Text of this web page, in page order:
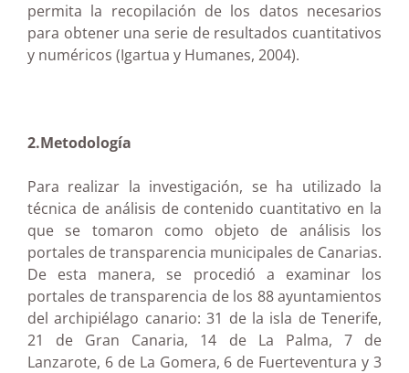
permita la recopilación de los datos necesarios
para obtener una serie de resultados cuantitativos
y numéricos (Igartua y Humanes, 2004).
2.Metodología
Para realizar la investigación, se ha utilizado la
técnica de análisis de contenido cuantitativo en la
que se tomaron como objeto de análisis los
portales de transparencia municipales de Canarias.
De esta manera, se procedió a examinar los
portales de transparencia de los 88 ayuntamientos
del archipiélago canario: 31 de la isla de Tenerife,
21 de Gran Canaria, 14 de La Palma, 7 de
Lanzarote, 6 de La Gomera, 6 de Fuerteventura y 3